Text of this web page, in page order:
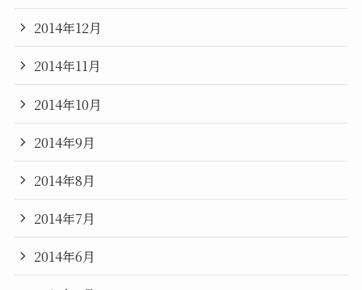
2014年12月
2014年11月
2014年10月
2014年9月
2014年8月
2014年7月
2014年6月